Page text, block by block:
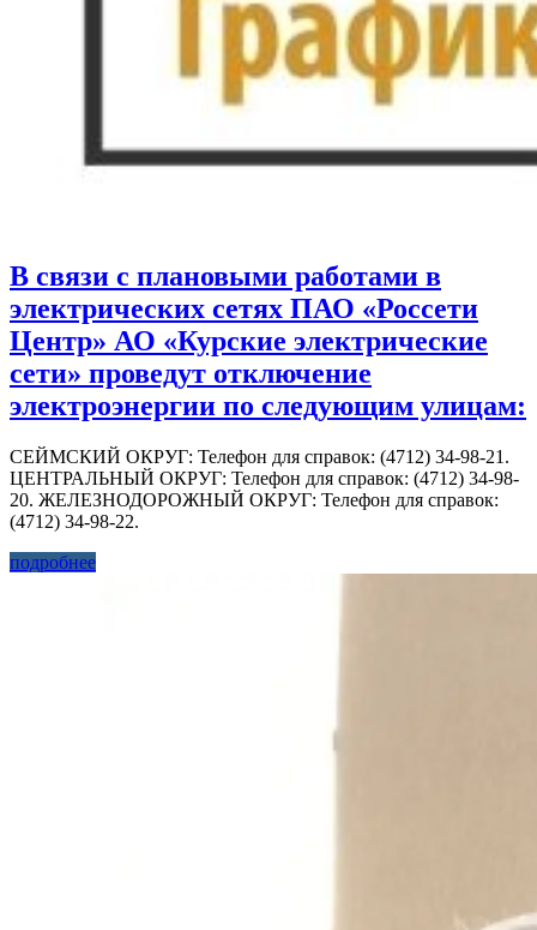
В связи с плановыми работами в
электрических сетях ПАО «Россети
Центр» АО «Курские электрические
сети» проведут отключение
электроэнергии по следующим улицам:
СЕЙМСКИЙ ОКРУГ: Телефон для справок: (4712) 34-98-21.
ЦЕНТРАЛЬНЫЙ ОКРУГ: Телефон для справок: (4712) 34-98-
20. ЖЕЛЕЗНОДОРОЖНЫЙ ОКРУГ: Телефон для справок:
(4712) 34-98-22.
подробнее